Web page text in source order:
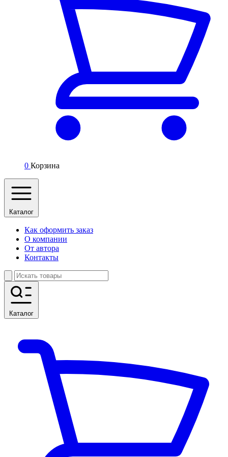
0 Корзина
Каталог
Как оформить заказ
О компании
От автора
Контакты
Каталог